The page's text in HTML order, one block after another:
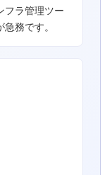
フラ管理ツー
務です。